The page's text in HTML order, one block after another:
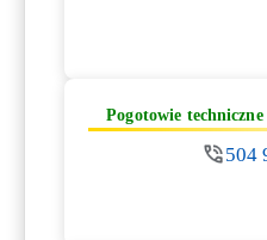
Pogotowie
504